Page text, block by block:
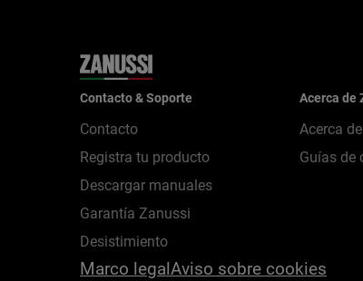
Contacto & Soporte
Contacto
Registra tu producto
Descargar manuales
Garantía Zanussi
Desistimiento
Acerca de
Acerca
Guías de
Marco legalAviso sobre cookies